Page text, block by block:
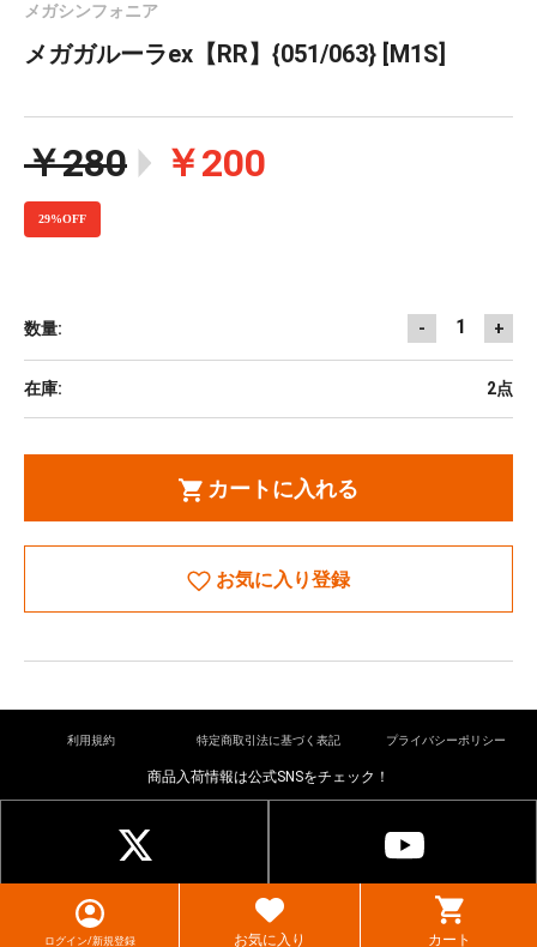
ログイン/新規登録 お気に入り カート
メガシンフォニア
メガガルーラex【RR】{051/063} [M1S]
￥280 ￥200
29%OFF
数量: - 1 +
在庫: 2点
カートに入れる
お気に入り登録
利用規約 特定商取引法に基づく表記 プライバシーポリシー
© cardkingdom. All rights reserved.
商品入荷情報は公式SNSをチェック！